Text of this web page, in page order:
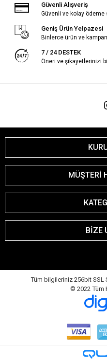
Güvenli Alışveriş
Güvenli ve kolay ödeme
Geniş Ürün Yelpazesi
Binlerce ürün ve
7 / 24 DESTEK
Öneri ve şikayetlerinizi
MÜŞTERİ
BİZE
Tüm bilgileriniz 256bit SSL
© 2022 Tüm